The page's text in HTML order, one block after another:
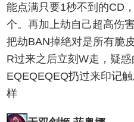
能点满只要1秒不到的CD
个。再加上劫自己超高伤
把劫BAN掉绝对是所有脆
R过来之后立刻W走，疑
EQEQEQEQ扔过来印记
样